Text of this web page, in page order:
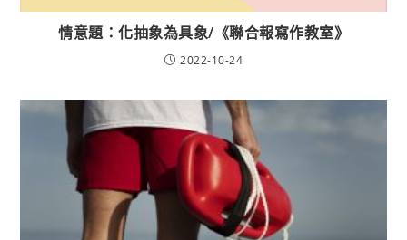
情意題：化抽象為具象/《聯合報寫作教室》
2022-10-24